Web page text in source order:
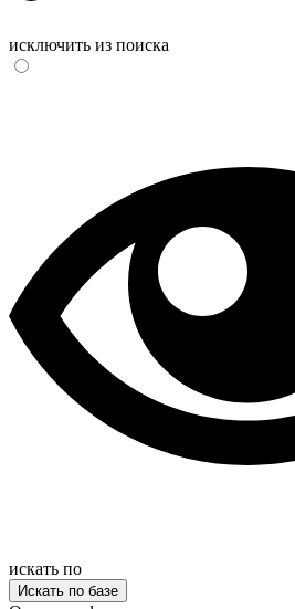
исключить из поиска
искать по